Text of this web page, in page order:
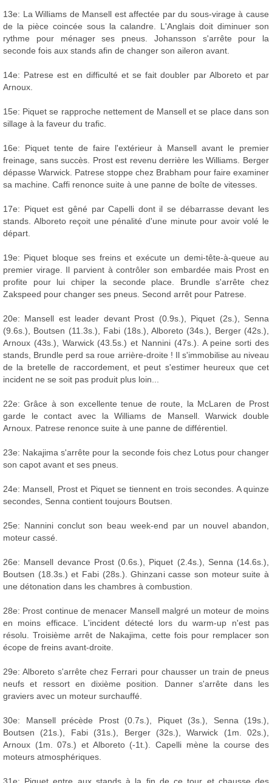
13e: La Williams de Mansell est affectée par du sous-virage à cause
de la pièce coincée sous la calandre. L'Anglais doit diminuer son
rythme pour ménager ses pneus. Johansson s'arrête pour la
seconde fois aux stands afin de changer son aileron avant.
14e: Patrese est en difficulté et se fait doubler par Alboreto et par
Arnoux.
15e: Piquet se rapproche nettement de Mansell et se place dans son
sillage à la faveur du trafic.
16e: Piquet tente de faire l'extérieur à Mansell avant le premier
freinage, sans succès. Prost est revenu derrière les Williams. Berger
dépasse Warwick. Patrese stoppe chez Brabham pour faire examiner
sa machine. Caffi renonce suite à une panne de boîte de vitesses.
17e: Piquet est gêné par Capelli dont il se débarrasse devant les
stands. Alboreto reçoit une pénalité d'une minute pour avoir volé le
départ.
19e: Piquet bloque ses freins et exécute un demi-tête-à-queue au
premier virage. Il parvient à contrôler son embardée mais Prost en
profite pour lui chiper la seconde place. Brundle s'arrête chez
Zakspeed pour changer ses pneus. Second arrêt pour Patrese.
20e: Mansell est leader devant Prost (0.9s.), Piquet (2s.), Senna
(9.6s.), Boutsen (11.3s.), Fabi (18s.), Alboreto (34s.), Berger (42s.),
Arnoux (43s.), Warwick (43.5s.) et Nannini (47s.). A peine sorti des
stands, Brundle perd sa roue arrière-droite ! Il s'immobilise au niveau
de la bretelle de raccordement, et peut s'estimer heureux que cet
incident ne se soit pas produit plus loin...
22e: Grâce à son excellente tenue de route, la McLaren de Prost
garde le contact avec la Williams de Mansell. Warwick double
Arnoux. Patrese renonce suite à une panne de différentiel.
23e: Nakajima s'arrête pour la seconde fois chez Lotus pour changer
son capot avant et ses pneus.
24e: Mansell, Prost et Piquet se tiennent en trois secondes. A quinze
secondes, Senna contient toujours Boutsen.
25e: Nannini conclut son beau week-end par un nouvel abandon,
moteur cassé.
26e: Mansell devance Prost (0.6s.), Piquet (2.4s.), Senna (14.6s.),
Boutsen (18.3s.) et Fabi (28s.). Ghinzani casse son moteur suite à
une détonation dans les chambres à combustion.
28e: Prost continue de menacer Mansell malgré un moteur de moins
en moins efficace. L'incident détecté lors du warm-up n'est pas
résolu. Troisième arrêt de Nakajima, cette fois pour remplacer son
écope de freins avant-droite.
29e: Alboreto s'arrête chez Ferrari pour chausser un train de pneus
neufs et ressort en dixième position. Danner s'arrête dans les
graviers avec un moteur surchauffé.
30e: Mansell précède Prost (0.7s.), Piquet (3s.), Senna (19s.),
Boutsen (21s.), Fabi (31s.), Berger (32s.), Warwick (1m. 02s.),
Arnoux (1m. 07s.) et Alboreto (-1t.). Capelli mène la course des
moteurs atmosphériques.